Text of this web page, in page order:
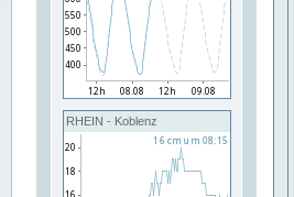
RHEIN - Koblenz